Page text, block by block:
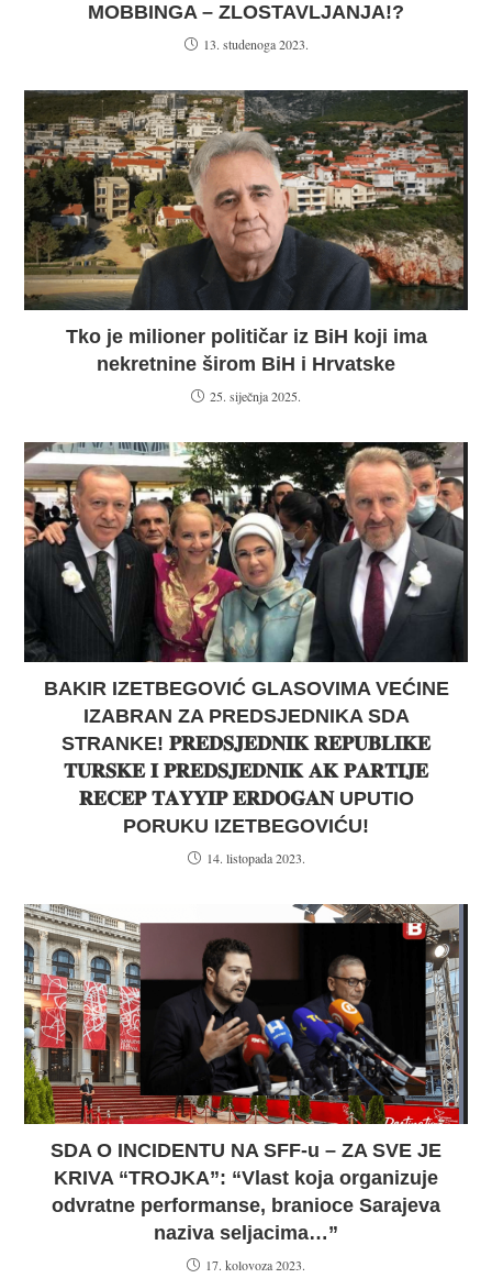
MOBBINGA – ZLOSTAVLJANJA!?
13. studenoga 2023.
Tko je milioner političar iz BiH koji ima
nekretnine širom BiH i Hrvatske
25. siječnja 2025.
BAKIR IZETBEGOVIĆ GLASOVIMA VEĆINE
IZABRAN ZA PREDSJEDNIKA SDA
STRANKE! 𝐏𝐑𝐄𝐃𝐒𝐉𝐄𝐃𝐍𝐈𝐊 𝐑𝐄𝐏𝐔𝐁𝐋𝐈𝐊𝐄
𝐓𝐔𝐑𝐒𝐊𝐄 𝐈 𝐏𝐑𝐄𝐃𝐒𝐉𝐄𝐃𝐍𝐈𝐊 𝐀𝐊 𝐏𝐀𝐑𝐓𝐈𝐉𝐄
𝐑𝐄𝐂𝐄𝐏 𝐓𝐀𝐘𝐘𝐈𝐏 𝐄𝐑𝐃𝐎𝐆𝐀𝐍 UPUTIO
PORUKU IZETBEGOVIĆU!
14. listopada 2023.
SDA O INCIDENTU NA SFF-u – ZA SVE JE
KRIVA “TROJKA”: “Vlast koja organizuje
odvratne performanse, branioce Sarajeva
naziva seljacima…”
17. kolovoza 2023.